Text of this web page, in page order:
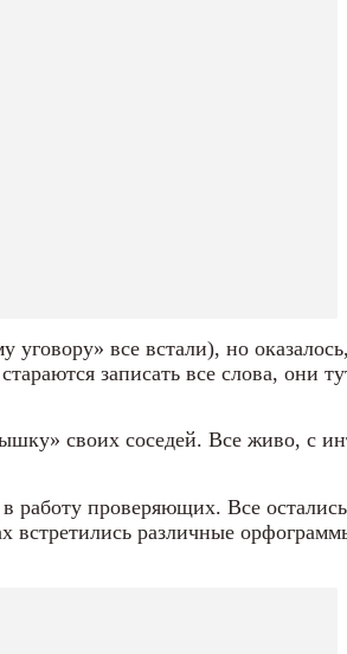
все встали), но
записать все слова, они
своих соседей. Все живо, с
работу проверяющих. Все
встретились различные